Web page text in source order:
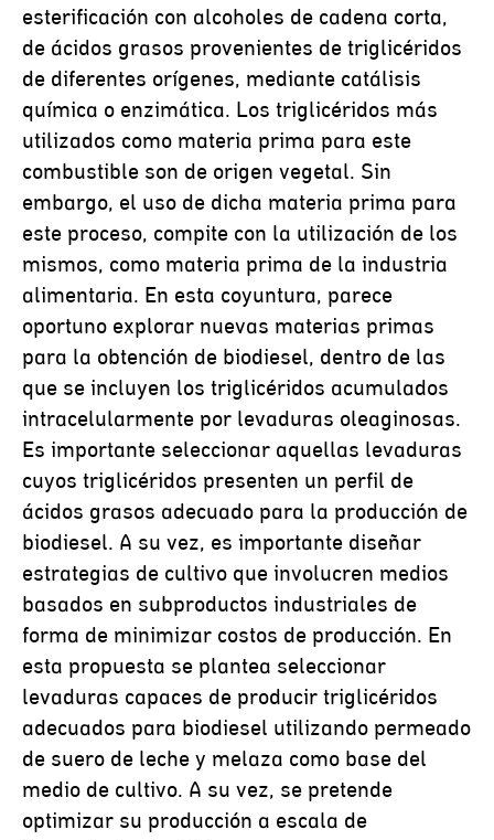
esterificación con alcoholes de cadena corta,
de ácidos grasos provenientes de triglicéridos
de diferentes orígenes, mediante catálisis
química o enzimática. Los triglicéridos más
utilizados como materia prima para este
combustible son de origen vegetal. Sin
embargo, el uso de dicha materia prima para
este proceso, compite con la utilización de los
mismos, como materia prima de la industria
alimentaria. En esta coyuntura, parece
oportuno explorar nuevas materias primas
para la obtención de biodiesel, dentro de las
que se incluyen los triglicéridos acumulados
intracelularmente por levaduras oleaginosas.
Es importante seleccionar aquellas levaduras
cuyos triglicéridos presenten un perfil de
ácidos grasos adecuado para la producción de
biodiesel. A su vez, es importante diseñar
estrategias de cultivo que involucren medios
basados en subproductos industriales de
forma de minimizar costos de producción. En
esta propuesta se plantea seleccionar
levaduras capaces de producir triglicéridos
adecuados para biodiesel utilizando permeado
de suero de leche y melaza como base del
medio de cultivo. A su vez, se pretende
optimizar su producción a escala de